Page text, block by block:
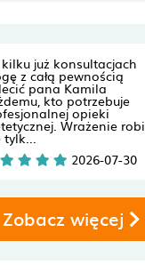
kilku już konsultacjach
z całą pewnością
pana Kamila
kto potrzebuje
opieki
Wrażenie robi
tylk...
2026-07-30
Zobacz więcej